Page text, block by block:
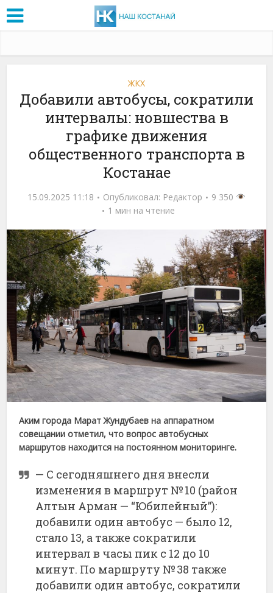
ЖКХ
Добавили автобусы, сократили
интервалы: новшества в
графике движения
общественного транспорта в
Костанае
15.09.2025 11:18 Опубликовал: Редактор
9 350
1 мин на чтение
Аким города Марат Жундубаев на аппаратном
совещании отметил, что вопрос автобусных
маршрутов находится на постоянном мониторинге.
— С сегодняшнего дня внесли
изменения в маршрут № 10 (район
Алтын Арман — “Юбилейный”):
добавили один автобус — было 12,
стало 13, а также сократили
интервал в часы пик с 12 до 10
минут. По маршруту № 38 также
добавили один автобус, сократили